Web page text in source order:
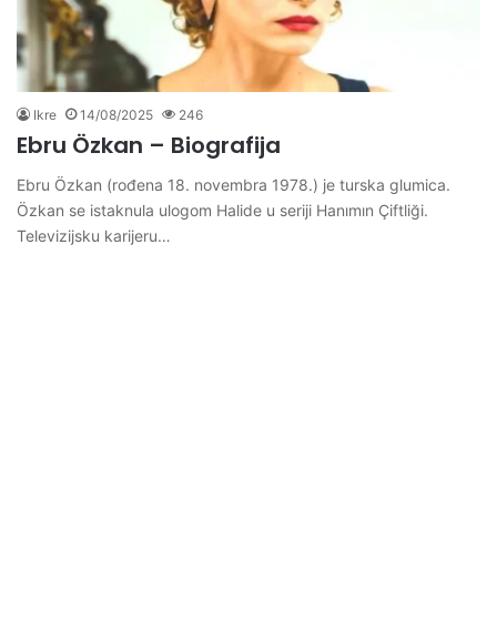
Ikre 14/08/2025 246
Ebru Özkan – Biografija
Ebru Özkan (rođena 18. novembra 1978.) je turska glumica.
Özkan se istaknula ulogom Halide u seriji Hanımın Çiftliği.
Televizijsku karijeru…